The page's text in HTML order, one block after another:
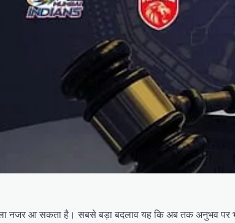
नजर आ सकता है। सबसे बड़ा बदलाव यह कि अब तक अनुभव पर